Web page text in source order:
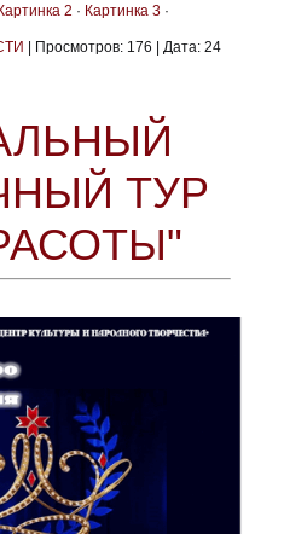
Картинка 2 · Картинка 3 ·
Просмотров: 176 |Дата: 24
ТУР